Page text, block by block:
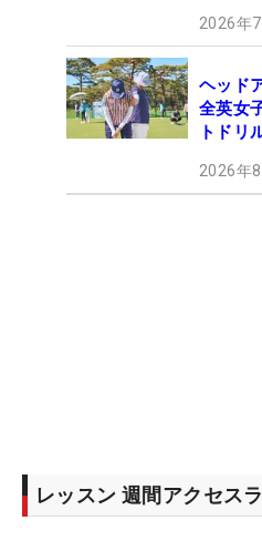
2026年
ヘッド
全英女
トドリ
2026年
レッスン 週間アクセス